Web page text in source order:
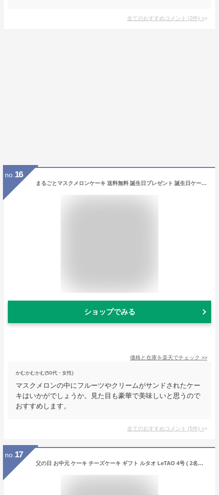
全てのおすすめコメント (2件) >
no. 16
まるごとマスクメロンケーキ 送料無料 誕生日プレゼント 誕生日ケーキ バースデーケーキ メロン フルーツ ケーキ ギフト 御中元 メロン プレゼント 内祝い お返し 誕生日 記念日 お祝い お礼 高級 お取り寄せ スイーツ メロン ケーキ イチゴ 苺 いちご フルーツ ケーキ
ショップでみる
価格と在庫を楽天でチェック >>
かむかむかむ(50代・女性)
マスクメロンの中にフルーツやクリームがサンドされたケー
キはいかがでしょうか。見た目も豪華で美味しいと思うので
おすすめします。
全てのおすすめコメント (5件) >
no. 17
父の日 お中元 ケーキ チーズケーキ ギフト ルタオ LeTAO 4号 ( 2名用 ～ 4名用 ) 誕生日ケーキ スイーツ 洋菓子 お取り寄せ 北海道 内祝い お返し レアチーズケーキ ドゥーブルフロマージュ 送料込み